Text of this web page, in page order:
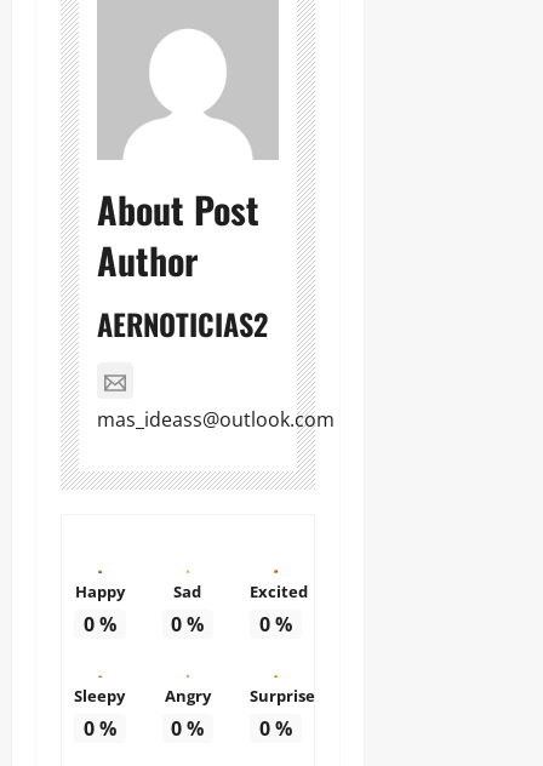
About Post
Author
AERNOTICIAS2
mas_ideass@outlook.com
Happy
0%
Sad
0%
Excited
0%
Sleepy
0%
Angry
0%
Surprise
0%